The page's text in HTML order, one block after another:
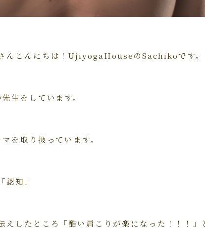
んこんにちは！UjiyogaHouseのSachikoです。
生をしています。
を取り扱っています。
認知」
えしたところ「酷い肩こりが楽になった！！！」